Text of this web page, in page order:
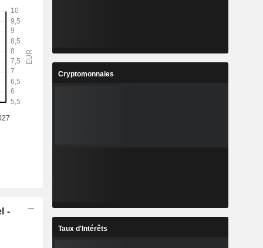
-
Cryptomonnaies
Taux d'Intérêts